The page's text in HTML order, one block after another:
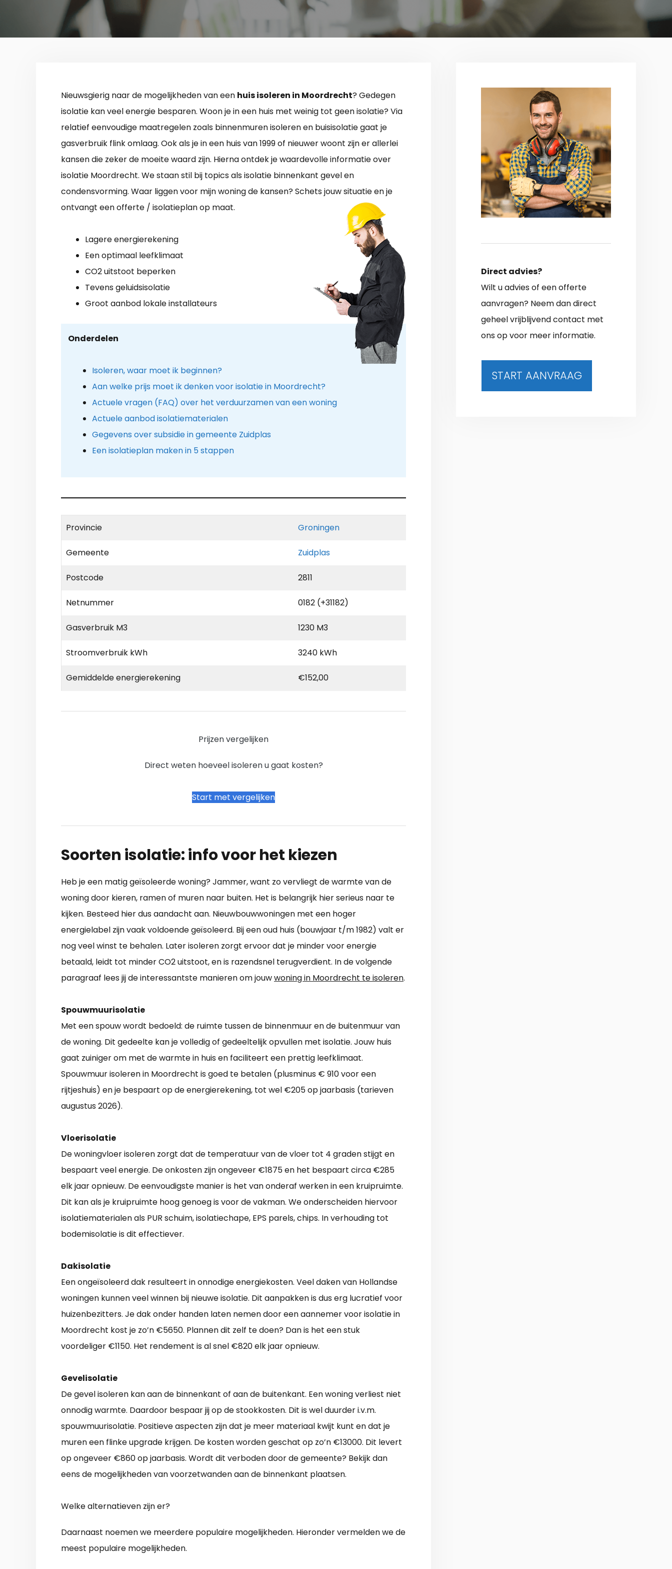
Nieuwsgierig naar de mogelijkheden van een huis isoleren in Moordrecht? Gedegen
isolatie kan veel energie besparen. Woon je in een huis met weinig tot geen isolatie? Via
relatief eenvoudige maatregelen zoals binnenmuren isoleren en buisisolatie gaat je
gasverbruik flink omlaag. Ook als je in een huis van 1999 of nieuwer woont zijn er allerlei
kansen die zeker de moeite waard zijn. Hierna ontdek je waardevolle informatie over
isolatie Moordrecht. We staan stil bij topics als isolatie binnenkant gevel en
condensvorming. Waar liggen voor mijn woning de kansen? Schets jouw situatie en je
ontvangt een offerte / isolatieplan op maat.
Lagere energierekening
Een optimaal leefklimaat
CO2 uitstoot beperken
Tevens geluidsisolatie
Groot aanbod lokale installateurs
Onderdelen
Isoleren, waar moet ik beginnen?
Aan welke prijs moet ik denken voor isolatie in Moordrecht?
Actuele vragen (FAQ) over het verduurzamen van een woning
Actuele aanbod isolatiematerialen
Gegevens over subsidie in gemeente Zuidplas
Een isolatieplan maken in 5 stappen
Provincie Groningen
Gemeente Zuidplas
Postcode 2811
Netnummer 0182 (+31182)
Gasverbruik M3 1230 M3
Stroomverbruik kWh 3240 kWh
Gemiddelde energierekening €152,00
Prijzen vergelijken
Direct weten hoeveel isoleren u gaat kosten?
Start met vergelijken
Soorten isolatie: info voor het kiezen
Heb je een matig geïsoleerde woning? Jammer, want zo vervliegt de warmte van de
woning door kieren, ramen of muren naar buiten. Het is belangrijk hier serieus naar te
kijken. Besteed hier dus aandacht aan. Nieuwbouwwoningen met een hoger
energielabel zijn vaak voldoende geïsoleerd. Bij een oud huis (bouwjaar t/m 1982) valt er
nog veel winst te behalen. Later isoleren zorgt ervoor dat je minder voor energie
betaald, leidt tot minder CO2 uitstoot, en is razendsnel terugverdient. In de volgende
paragraaf lees jij de interessantste manieren om jouwwoning in Moordrecht te isoleren.
Spouwmuurisolatie
Met een spouw wordt bedoeld: de ruimte tussen de binnenmuur en de buitenmuur van
de woning. Dit gedeelte kan je volledig of gedeeltelijk opvullen met isolatie. Jouw huis
gaat zuiniger om met de warmte in huis en faciliteert een prettig leefklimaat.
Spouwmuur isoleren in Moordrecht is goed te betalen (plusminus € 910 voor een
rijtjeshuis) en je bespaart op de energierekening, tot wel €205 op jaarbasis (tarieven
augustus 2026).
Vloerisolatie
De woningvloer isoleren zorgt dat de temperatuur van de vloer tot 4 graden stijgt en
bespaart veel energie. De onkosten zijn ongeveer €1875 en het bespaart circa €285
elk jaar opnieuw. De eenvoudigste manier is het van onderaf werken in een kruipruimte.
Dit kan als je kruipruimte hoog genoeg is voor de vakman. We onderscheiden hiervoor
isolatiematerialen als PUR schuim, isolatiechape, EPS parels, chips. In verhouding tot
bodemisolatie is dit effectiever.
Dakisolatie
Een ongeïsoleerd dak resulteert in onnodige energiekosten. Veel daken van Hollandse
woningen kunnen veel winnen bij nieuwe isolatie. Dit aanpakken is dus erg lucratief voor
huizenbezitters. Je dak onder handen laten nemen door een aannemer voor isolatie in
Moordrecht kost je zo’n €5650. Plannen dit zelf te doen? Dan is het een stuk
voordeliger €1150. Het rendement is al snel €820 elk jaar opnieuw.
Gevelisolatie
De gevel isoleren kan aan de binnenkant of aan de buitenkant. Een woning verliest niet
onnodig warmte. Daardoor bespaar jij op de stookkosten. Dit is wel duurder i.v.m.
spouwmuurisolatie. Positieve aspecten zijn dat je meer materiaal kwijt kunt en dat je
muren een flinke upgrade krijgen. De kosten worden geschat op zo’n €13000. Dit levert
op ongeveer €860 op jaarbasis. Wordt dit verboden door de gemeente? Bekijk dan
eens de mogelijkheden van voorzetwanden aan de binnenkant plaatsen.
Welke alternatieven zijn er?
Daarnaast noemen we meerdere populaire mogelijkheden. Hieronder vermelden we de
meest populaire mogelijkheden.
Direct advies?
Wilt u advies of een offerte
aanvragen? Neem dan direct
geheel vrijblijvend contact met
ons op voor meer informatie.
START AANVRAAG